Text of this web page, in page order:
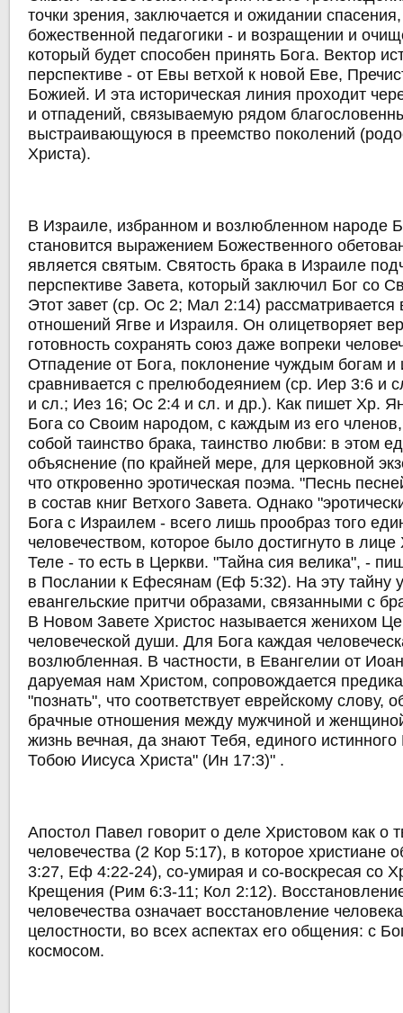
точки зрения, заключается и ожидании
божественной педагогики - и возращении и
который будет способен принять Бога. Вектор
перспективе - от Евы ветхой к новой Еве,
Божией. И эта историческая линия проходит
и отпадений, связываемую рядом
выстраивающуюся в преемство поколений
Христа).
В Израиле, избранном и возлюбленном народе
становится выражением Божественного
является святым. Святость брака в Израиле
перспективе Завета, который заключил Бог со
Этот завет (ср. Ос 2; Мал 2:14)
отношений Ягве и Израиля. Он олицетворяет
готовность сохранять союз даже вопреки
Отпадение от Бога, поклонение чуждым богам и
сравнивается с прелюбодеянием (ср. Иер 3:6 и
и сл.; Иез 16; Ос 2:4 и сл. и др.). Как пишет Хр.
Бога со Своим народом, с каждым из его
собой таинство брака, таинство любви: в этом
объяснение (по крайней мере, для церковной
что откровенно эротическая поэма. "Песнь
в состав книг Ветхого Завета. Однако
Бога с Израилем - всего лишь прообраз того
человечеством, которое было достигнуто в лице
Теле - то есть в Церкви. "Тайна сия велика", -
в Послании к Ефесянам (Еф 5:32). На эту тайну
евангельские притчи образами, связанными с
В Новом Завете Христос называется женихом
человеческой души. Для Бога каждая
возлюбленная. В частности, в Евангелии от
даруемая нам Христом, сопровождается
"познать", что соответствует еврейскому слову,
брачные отношения между мужчиной и
жизнь вечная, да знают Тебя, единого
Тобою Иисуса Христа" (Ин 17:3)" .
Апостол Павел говорит о деле Христовом как о
человечества (2 Кор 5:17), в которое христиане
3:27, Еф 4:22-24), со-умирая и со-воскресая со
Крещения (Рим 6:3-11; Кол 2:12).
человечества означает восстановление
целостности, во всех аспектах его общения: с
космосом.